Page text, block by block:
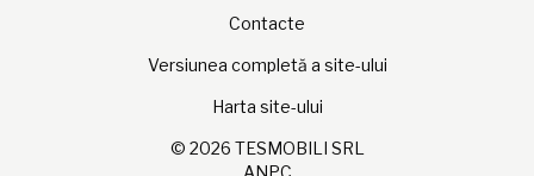
Contacte
Versiunea completă a site-ului
Harta site-ului
© 2026 TESMOBILI SRL
ANPC